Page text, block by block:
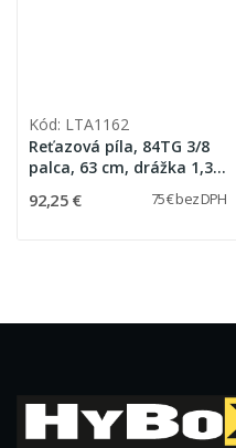
Kód: LTA1162
Reťazová píla, 84TG 3/8
palca, 63 cm, drážka 1,3
mm (Oregon 91VG-84E)
92,25 € 75 € bez DPH